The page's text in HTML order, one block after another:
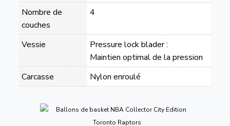
Nombre de
couches
4
Vessie
Pressure lock blader :
Maintien optimal de la pression
Carcasse
Nylon enroulé